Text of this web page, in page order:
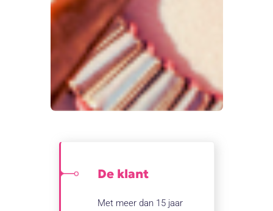
De klant
Met meer dan 15 jaar